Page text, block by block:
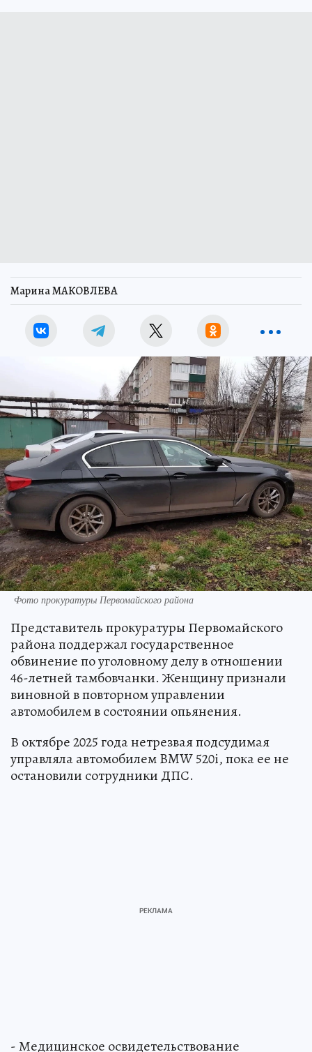
Марина МАКОВЛЕВА
Фото прокуратуры Первомайского района
Представитель прокуратуры Первомайского
района поддержал государственное
обвинение по уголовному делу в отношении
46-летней тамбовчанки. Женщину признали
виновной в повторном управлении
автомобилем в состоянии опьянения.
В октябре 2025 года нетрезвая подсудимая
управляла автомобилем BMW 520i, пока ее не
остановили сотрудники ДПС.
- Медицинское освидетельствование